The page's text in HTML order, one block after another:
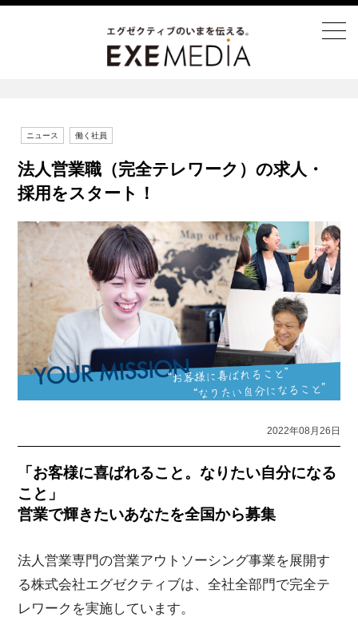
ニュース 働く社員
法人営業職（完全テレワーク）の求人・
採用をスタート！
2022年08月26日
「お客様に喜ばれること。なりたい自分になる
こと」
営業で輝きたいあなたを全国から募集
法人営業専門の営業アウトソーシング事業を展開す
る株式会社エグゼクティブは、全社全部門で完全テ
レワークを実施しています。